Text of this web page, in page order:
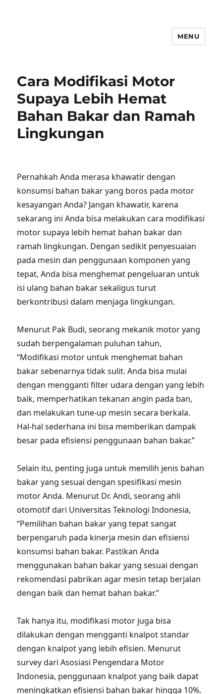
MENU
Cara Modifikasi Motor
Supaya Lebih Hemat
Bahan Bakar dan Ramah
Lingkungan
Pernahkah Anda merasa khawatir dengan
konsumsi bahan bakar yang boros pada motor
kesayangan Anda? Jangan khawatir, karena
sekarang ini Anda bisa melakukan cara modifikasi
motor supaya lebih hemat bahan bakar dan
ramah lingkungan. Dengan sedikit penyesuaian
pada mesin dan penggunaan komponen yang
tepat, Anda bisa menghemat pengeluaran untuk
isi ulang bahan bakar sekaligus turut
berkontribusi dalam menjaga lingkungan.
Menurut Pak Budi, seorang mekanik motor yang
sudah berpengalaman puluhan tahun,
“Modifikasi motor untuk menghemat bahan
bakar sebenarnya tidak sulit. Anda bisa mulai
dengan mengganti filter udara dengan yang lebih
baik, memperhatikan tekanan angin pada ban,
dan melakukan tune-up mesin secara berkala.
Hal-hal sederhana ini bisa memberikan dampak
besar pada efisiensi penggunaan bahan bakar.”
Selain itu, penting juga untuk memilih jenis bahan
bakar yang sesuai dengan spesifikasi mesin
motor Anda. Menurut Dr. Andi, seorang ahli
otomotif dari Universitas Teknologi Indonesia,
“Pemilihan bahan bakar yang tepat sangat
berpengaruh pada kinerja mesin dan efisiensi
konsumsi bahan bakar. Pastikan Anda
menggunakan bahan bakar yang sesuai dengan
rekomendasi pabrikan agar mesin tetap berjalan
dengan baik dan hemat bahan bakar.”
Tak hanya itu, modifikasi motor juga bisa
dilakukan dengan mengganti knalpot standar
dengan knalpot yang lebih efisien. Menurut
survey dari Asosiasi Pengendara Motor
Indonesia, penggunaan knalpot yang baik dapat
meningkatkan efisiensi bahan bakar hingga 10%.